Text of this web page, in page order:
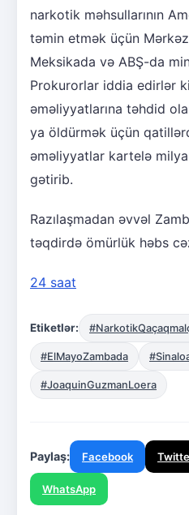
narkotik məhsullarının
təmin etmək üçün
Meksikada və ABŞ-da
Prokurorlar iddia edirlər
əməliyyatlarına təhdid
ya öldürmək üçün
əməliyyatlar kartelə
gətirib.
Razılaşmadan əvvəl
təqdirdə ömürlük həbs
24 saat
Etiketlər:
#ElMayoZambada
#JoaquinGuzmanLoera
Paylaş: Facebook
WhatsApp